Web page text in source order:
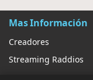
Mas Información
Creadores
Streaming Raddios